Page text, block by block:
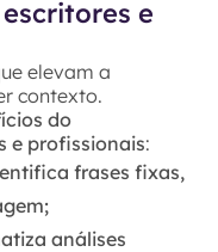
e
elevam a
contexto.
do
e profissionais:
frases fixas,
análises